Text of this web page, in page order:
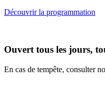
Découvrir la programmation
Ouvert tous les jours,
En cas de tempête, consulter